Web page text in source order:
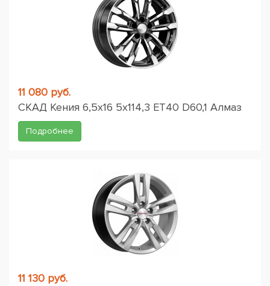
11 080 руб.
СКАД Кения 6,5x16 5x114,3 ET40 D60,1 Алмаз
Подробнее
11 130 руб.